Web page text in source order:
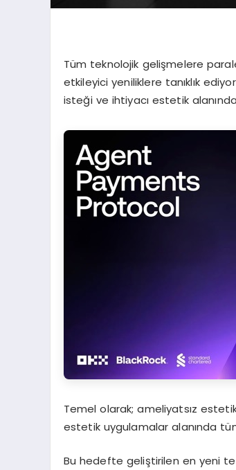
Tüm teknolojik gelişmelere
etkileyici yeniliklere tanıklık
isteği ve ihtiyacı estetik
Temel olarak; ameliyatsız
estetik uygulamalar alanında
Bu hedefte geliştirilen en yeni